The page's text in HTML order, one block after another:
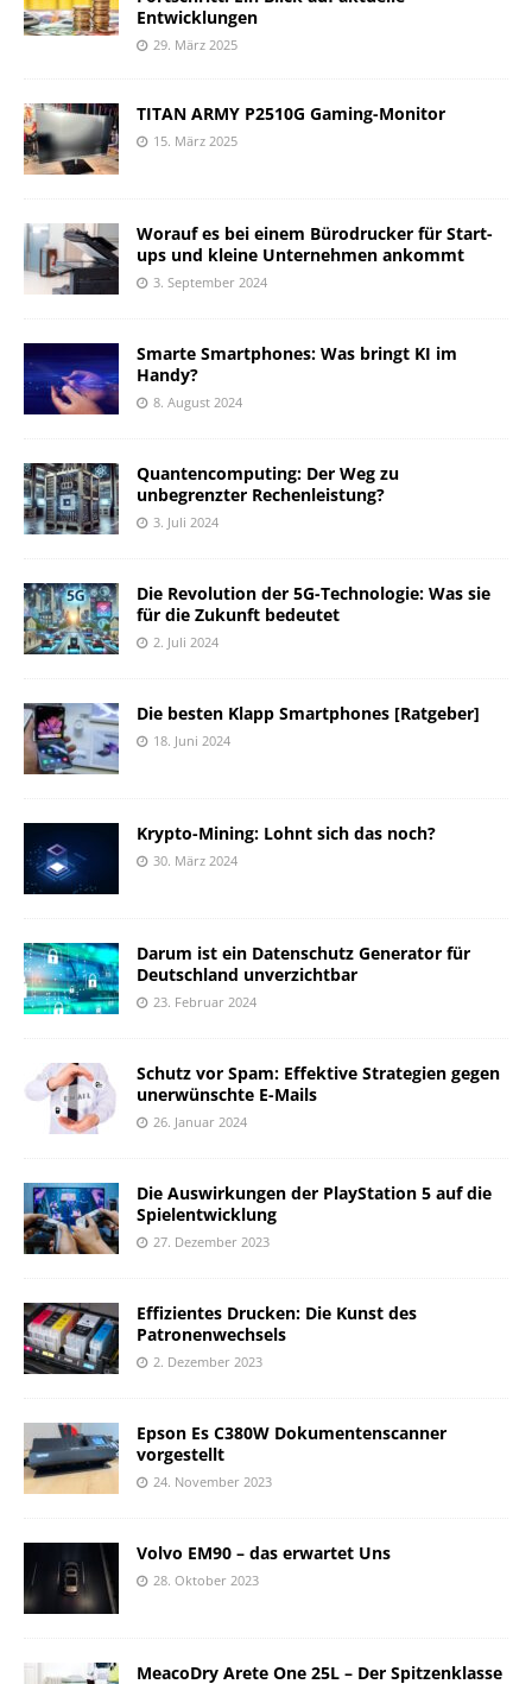
Entwicklungen
29. März 2025
TITAN ARMY P2510G Gaming-Monitor
15. März 2025
Worauf es bei einem Bürodrucker für Start-
ups und kleine Unternehmen ankommt
3. September 2024
Smarte Smartphones: Was bringt KI im
Handy?
8. August 2024
Quantencomputing: Der Weg zu
unbegrenzter Rechenleistung?
3. Juli 2024
Die Revolution der 5G-Technologie: Was sie
für die Zukunft bedeutet
2. Juli 2024
Die besten Klapp Smartphones [Ratgeber]
18. Juni 2024
Krypto-Mining: Lohnt sich das noch?
30. März 2024
Darum ist ein Datenschutz Generator für
Deutschland unverzichtbar
23. Februar 2024
Schutz vor Spam: Effektive Strategien gegen
unerwünschte E-Mails
26. Januar 2024
Die Auswirkungen der PlayStation 5 auf die
Spielentwicklung
27. Dezember 2023
Effizientes Drucken: Die Kunst des
Patronenwechsels
2. Dezember 2023
Epson Es C380W Dokumentenscanner
vorgestellt
24. November 2023
Volvo EM90 – das erwartet Uns
28. Oktober 2023
MeacoDry Arete One 25L – Der Spitzenklasse